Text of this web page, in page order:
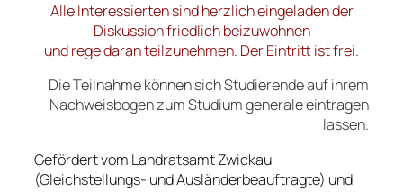
Alle Interessierten sind herzlich eingeladen der
Diskussion friedlich beizuwohnen
und rege daran teilzunehmen. Der Eintritt ist frei.
Die Teilnahme können sich Studierende auf ihrem
Nachweisbogen zum Studium generale eintragen
lassen.
Gefördert vom Landratsamt Zwickau
(Gleichstellungs- und Ausländerbeauftragte) und